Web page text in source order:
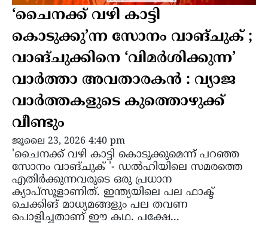
‘ചൈനക്ക് വഴി കാട്ടി
കൊടുക്കു’ന്ന സോനം വാങ്ചുക് ;
വാങ്ചുക്കിനെ ‘വിമർശിക്കുന്ന’
വാർത്താ അവതാരകൻ : വ്യാജ
വാർത്തകളുടെ കുത്തൊഴുക്ക്
വീണ്ടും
ജൂലൈ 23, 2026 4:40 pm
'ചൈനക്ക് വഴി കാട്ടി കൊടുക്കുമെന്ന് പറഞ്ഞ
സോനം വാങ്ചുക് '- ഡൽഹിയിലെ സമരത്തെ
എതിർക്കുന്നവരുടെ ഒരു പ്രധാന
ക്യാപ്‌സൂളാണിത്. ഇന്ത്യയിലെ പല ഫാക്ട്
ചെക്കിങ് മാധ്യമങ്ങളും പല തവണ
പൊളിച്ചതാണ് ഈ കഥ. പക്ഷേ...